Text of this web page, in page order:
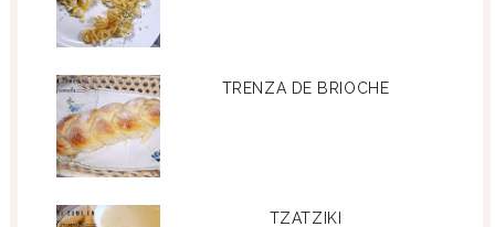
TRENZA DE BRIOCHE
TZATZIKI